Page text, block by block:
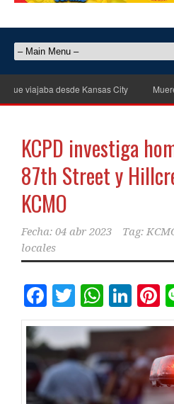
viajaba desde Kansas City Muere
KCPD investiga
87th Street y
KCMO
Fecha: 04 abr 2023 Tag:
locales
Facebook
Twitter